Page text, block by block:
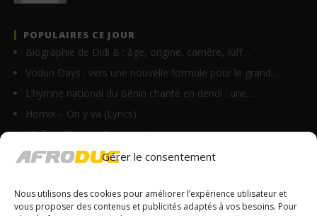
Gérer le consentement
Nous utilisons des cookies pour améliorer l’expérience utilisateur et
vous proposer des contenus et publicités adaptés à vos besoins. Pour
POPULAIRES CE JOUR
Biographie de Didi B : âge, origine, carrière, Kiff…
Vodun Days : vers une nouvelle formule pour le grand…
L’hymne national du Bénin chanté en dendi : une…
Homix – On y va (Lyrics)
JID feat Clipse – Community (Lyrics)
La Fouine ft Kaaris – Vision (Lyrics)
Vano Baby – Do bandi min (Lyrics)